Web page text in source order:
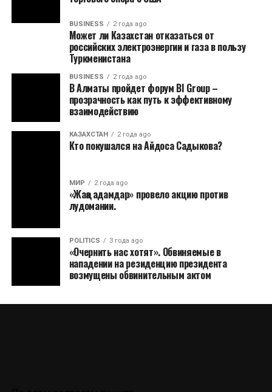
BUSINESS 2 года ago
Может ли Казахстан отказаться от
российских электроэнергии и газа в пользу
Туркменистана
BUSINESS 2 года ago
В Алматы пройдет форум BI Group –
прозрачность как путь к эффективному
взаимодействию
КАЗАХСТАН 2 года ago
Кто покушался на Айдоса Садыкова?
МИР 2 года ago
«Жаңа адамдар» провело акцию против
лудомании.
POLITICS 3 года ago
«Очернить нас хотят». Обвиняемые в
нападении на резиденцию президента
возмущены обвинительным актом